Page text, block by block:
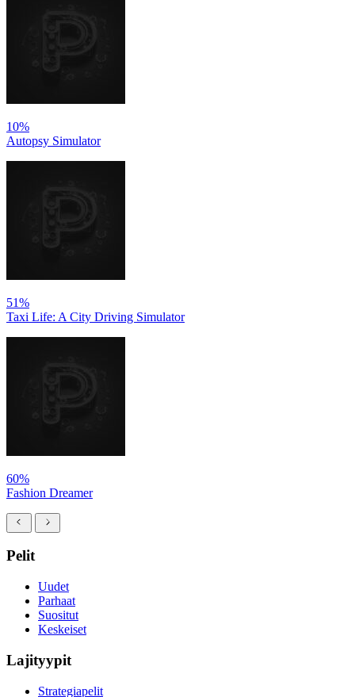
10%
Autopsy Simulator
51%
Taxi Life: A City Driving Simulator
60%
Fashion Dreamer
Pelit
Uudet
Parhaat
Suositut
Keskeiset
Lajityypit
Strategiapelit